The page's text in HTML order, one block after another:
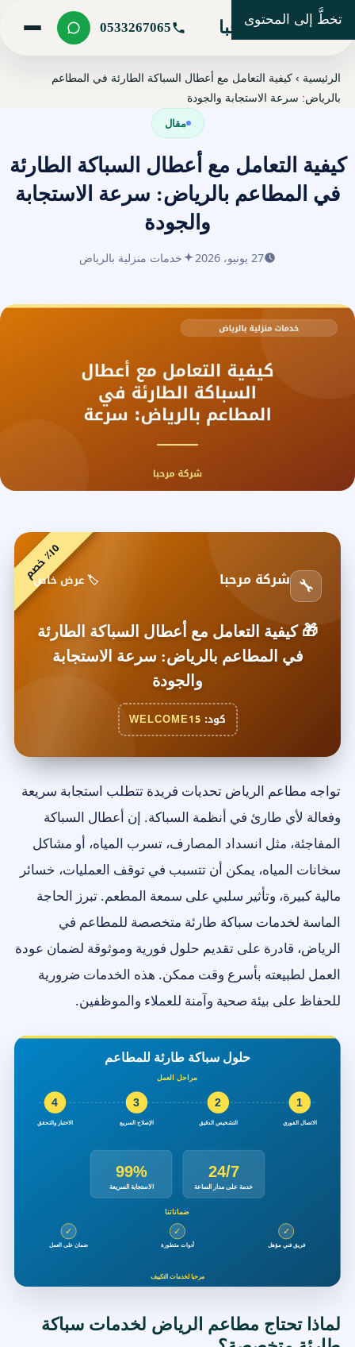
تخطَّ إلى المحتوى
شركة مرحبا 0533267065
الرئيسية ›كيفية التعامل مع أعطال السباكة الطارئة في المطاعم
بالرياض: سرعة الاستجابة والجودة
مقال
كيفية التعامل مع أعطال السباكة الطارئة
في المطاعم بالرياض: سرعة الاستجابة
والجودة
27 يونيو، 2026 خدمات منزلية بالرياض
١
٥
٪
خ
ص
م
🔧 شركة مرحبا 🏷️ عرض خاص
🎁 كيفية التعامل مع أعطال السباكة الطارئة
في المطاعم بالرياض: سرعة الاستجابة
والجودة
كود: WELCOME15
تواجه مطاعم الرياض تحديات فريدة تتطلب استجابة سريعة
وفعالة لأي طارئ في أنظمة السباكة. إن أعطال السباكة
المفاجئة، مثل انسداد المصارف، تسرب المياه، أو مشاكل
سخانات المياه، يمكن أن تتسبب في توقف العمليات، خسائر
مالية كبيرة، وتأثير سلبي على سمعة المطعم. تبرز الحاجة
الماسة لخدمات سباكة طارئة متخصصة للمطاعم في
الرياض، قادرة على تقديم حلول فورية وموثوقة لضمان عودة
العمل لطبيعته بأسرع وقت ممكن. هذه الخدمات ضرورية
للحفاظ على بيئة صحية وآمنة للعملاء والموظفين.
لماذا تحتاج مطاعم الرياض لخدمات سباكة